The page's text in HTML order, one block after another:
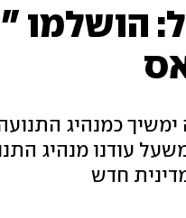
הושלמו
כמנהיג
עודנו מנהיג
חדש